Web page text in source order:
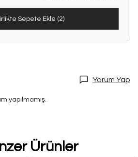
Sepete Ekle (2)
Yorum Yap
yapılmamış.
Ürünler